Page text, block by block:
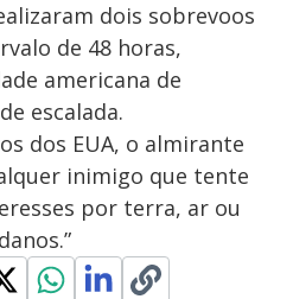
dois sobrevoos
de 48 horas,
americana de
escalada.
dos EUA, o almirante
inimigo que tente
por terra, ar ou